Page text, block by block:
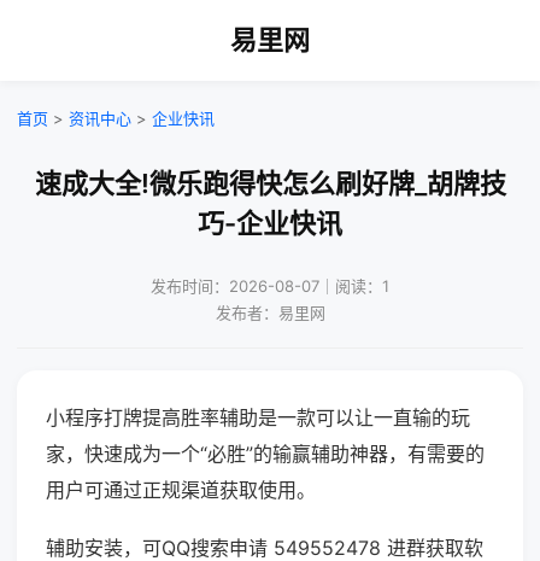
易里网
首页 > 资讯中心 > 企业快讯
速成大全!微乐跑得快怎么刷好牌_胡牌技
巧-企业快讯
发布时间：2026-08-07｜阅读：1
发布者：易里网
小程序打牌提高胜率辅助是一款可以让一直输的玩
家，快速成为一个“必胜”的输赢辅助神器，有需要的
用户可通过正规渠道获取使用。
辅助安装，可QQ搜索申请 549552478 进群获取软